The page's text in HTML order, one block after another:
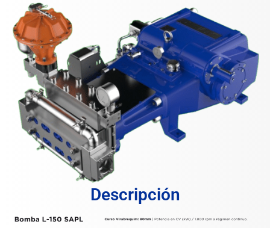
Descripción